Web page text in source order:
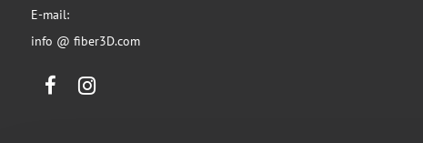
E-mail:
info @ fiber3D.com
FacebookInstagram